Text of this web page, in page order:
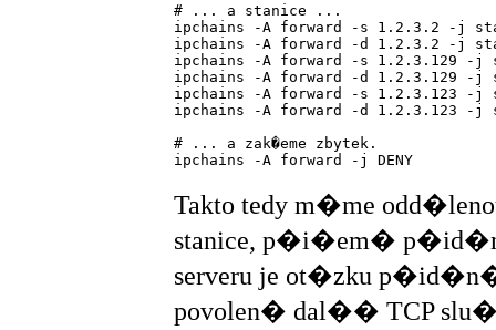
# ... a stanice ...
ipchains -A forward -s 1.2.3.2 -j
ipchains -A forward -d 1.2.3.2 -j
ipchains -A forward -s 1.2.3.129 -j
ipchains -A forward -d 1.2.3.129 -j
ipchains -A forward -s 1.2.3.123 -j
ipchains -A forward -d 1.2.3.123 -j
# ... a zak�eme zbytek.
Takto tedy m�me
stanice, p�i�em�
serveru je ot�zku
povolen� dal�� TCP